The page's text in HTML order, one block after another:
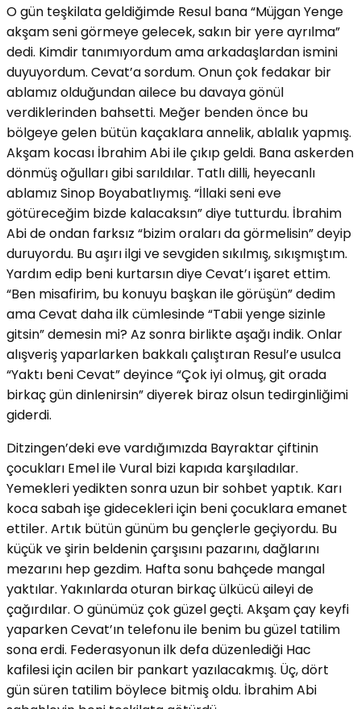
O gün teşkilata geldiğimde Resul bana “Müjgan Yenge
akşam seni görmeye gelecek, sakın bir yere ayrılma”
dedi. Kimdir tanımıyordum ama arkadaşlardan ismini
duyuyordum. Cevat’a sordum. Onun çok fedakar bir
ablamız olduğundan ailece bu davaya gönül
verdiklerinden bahsetti. Meğer benden önce bu
bölgeye gelen bütün kaçaklara annelik, ablalık yapmış.
Akşam kocası İbrahim Abi ile çıkıp geldi. Bana askerden
dönmüş oğulları gibi sarıldılar. Tatlı dilli, heyecanlı
ablamız Sinop Boyabatlıymış. “İllaki seni eve
götüreceğim bizde kalacaksın” diye tutturdu. İbrahim
Abi de ondan farksız “bizim oraları da görmelisin” deyip
duruyordu. Bu aşırı ilgi ve sevgiden sıkılmış, sıkışmıştım.
Yardım edip beni kurtarsın diye Cevat’ı işaret ettim.
“Ben misafirim, bu konuyu başkan ile görüşün” dedim
ama Cevat daha ilk cümlesinde “Tabii yenge sizinle
gitsin” demesin mi? Az sonra birlikte aşağı indik. Onlar
alışveriş yaparlarken bakkalı çalıştıran Resul’e usulca
“Yaktı beni Cevat” deyince “Çok iyi olmuş, git orada
birkaç gün dinlenirsin” diyerek biraz olsun tedirginliğimi
giderdi.
Ditzingen’deki eve vardığımızda Bayraktar çiftinin
çocukları Emel ile Vural bizi kapıda karşıladılar.
Yemekleri yedikten sonra uzun bir sohbet yaptık. Karı
koca sabah işe gidecekleri için beni çocuklara emanet
ettiler. Artık bütün günüm bu gençlerle geçiyordu. Bu
küçük ve şirin beldenin çarşısını pazarını, dağlarını
mezarını hep gezdim. Hafta sonu bahçede mangal
yaktılar. Yakınlarda oturan birkaç ülkücü aileyi de
çağırdılar. O günümüz çok güzel geçti. Akşam çay keyfi
yaparken Cevat’ın telefonu ile benim bu güzel tatilim
sona erdi. Federasyonun ilk defa düzenlediği Hac
kafilesi için acilen bir pankart yazılacakmış. Üç, dört
gün süren tatilim böylece bitmiş oldu. İbrahim Abi